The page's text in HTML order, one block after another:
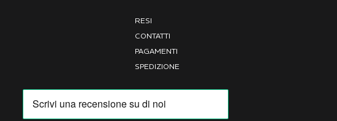
RESI
CONTATTI
PAGAMENTI
SPEDIZIONE